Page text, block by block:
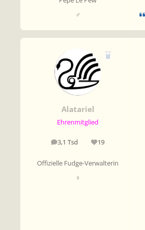
♂
Alatariel
Ehrenmitglied
3,1 Tsd
Beiträge 19
Reputation
Offizielle Fudge-Verwalterin
♀